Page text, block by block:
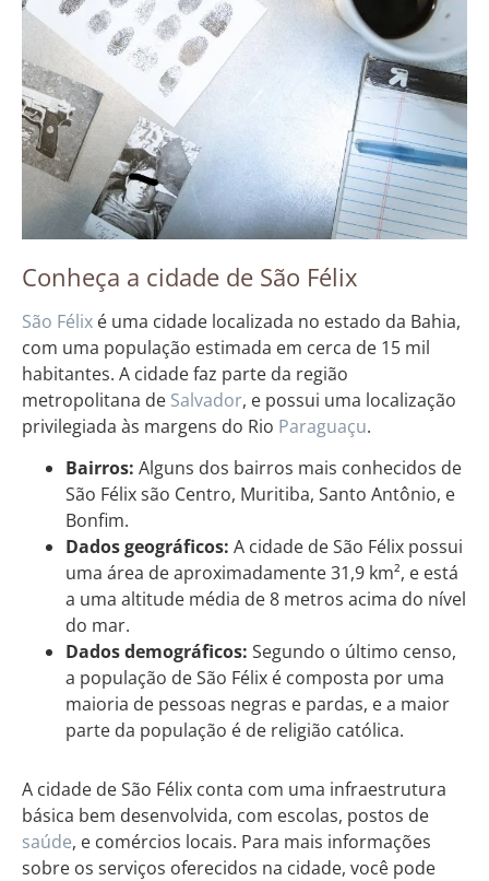
Conheça a cidade de São Félix
São Félix é uma cidade localizada no estado da Bahia,
com uma população estimada em cerca de 15 mil
habitantes. A cidade faz parte da região
metropolitana de Salvador, e possui uma localização
privilegiada às margens do Rio Paraguaçu.
Bairros: Alguns dos bairros mais conhecidos de
São Félix são Centro, Muritiba, Santo Antônio, e
Bonfim.
Dados geográficos: A cidade de São Félix possui
uma área de aproximadamente 31,9 km², e está
a uma altitude média de 8 metros acima do nível
do mar.
Dados demográficos: Segundo o último censo,
a população de São Félix é composta por uma
maioria de pessoas negras e pardas, e a maior
parte da população é de religião católica.
A cidade de São Félix conta com uma infraestrutura
básica bem desenvolvida, com escolas, postos de
saúde, e comércios locais. Para mais informações
sobre os serviços oferecidos na cidade, você pode